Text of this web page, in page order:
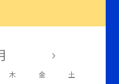
木 金 土